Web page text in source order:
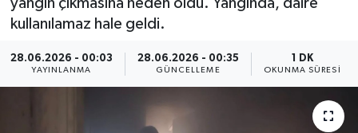
kullanılamaz hale geldi.
28.06.2026 - 00:03
YAYINLANMA
28.06.2026 - 00:35
GÜNCELLEME
1 DK
OKUNMA SÜRESI